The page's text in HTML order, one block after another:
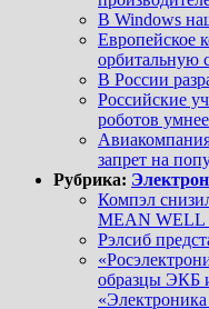
В Windows
Европейское
орбитальную
В России
Российские
роботов умнее
запрет на
Рубрика:
Компэл
MEAN WELL
Рэлсиб
образцы ЭКБ